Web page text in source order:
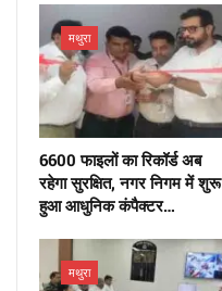
मथुरा
6600 फाइलों का रिकॉर्ड अब
रहेगा सुरक्षित, नगर निगम में शुरू
हुआ आधुनिक कंपैक्टर…
मथुरा